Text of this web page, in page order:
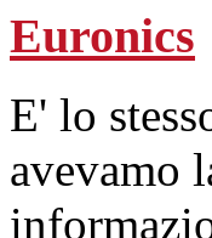
Euronics
E' lo
avevamo